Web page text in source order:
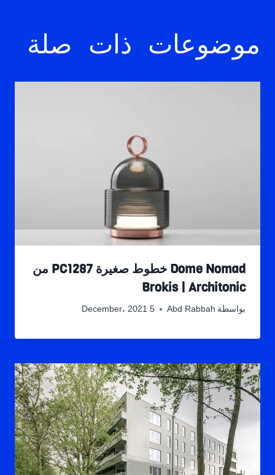
موضوعات ذات صلة
Dome Nomad خطوط صغيرة PC1287 من
Brokis | Architonic
بواسطة Abd Rabbah 5 December، 2021